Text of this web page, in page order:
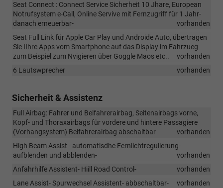
Seat Connect : Connect Service Sicherheit 10 Jhare, European
Notrufsystem e-Call, Online Servive mit Fernzugriff für 1 Jahr-
danach erneuerbar-
vorhanden
Seat Full Link für Apple Car Play und Androide Auto, übertragen
Sie IIhre Apps vom Smartphone auf das Display im Fahrzueg
zum Beispiel zum Nvigieren über Goggle Maos etc..
vorhanden
6 Lautswprecher
vorhanden
Sicherheit & Assistenz
Full Airbag: Fahrer und Beifahrerairbag, Seitenairbags vorne,
Kopf- und Thoraxairbags für vordere und hintere Passagiere
(Vorhangsystem) Beifahrerairbag abschaltbar
vorhanden
High Beam Assist - automatisdhe Fernlichtregulierung-
aufblenden und abblenden-
vorhanden
Anfahrhilfe Assistent- Hiill Road Control-
vorhanden
Lane Assist- Spurwechsel Assistent- abbschaltbar-
vorhanden